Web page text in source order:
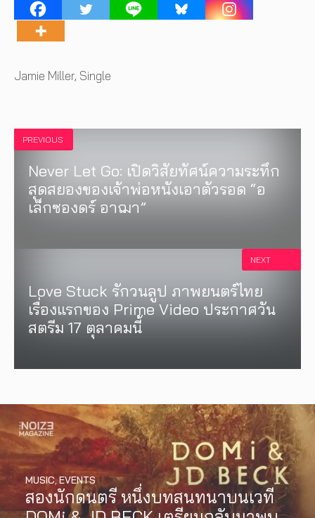
Tags
Jamie Miller, Single
PREVIOUS
Never Let Go: เปิดวิสัยทัศน์ความระทึก
สุดสยองของเจ้าพ่อหนังเอาตัวรอด “อ
เล็กซองดร์ อาฌา”
Love Stuck รักวนลูป ภาพยนตร์ไทย
เรื่องแรกของ Prime Video ประกาศวัน
สตรีม 17 ตุลาคมนี้
NEXT
สองนักดนตรี หนึ่งบทสนทนาบนเวที
MUSIC,EVENTS